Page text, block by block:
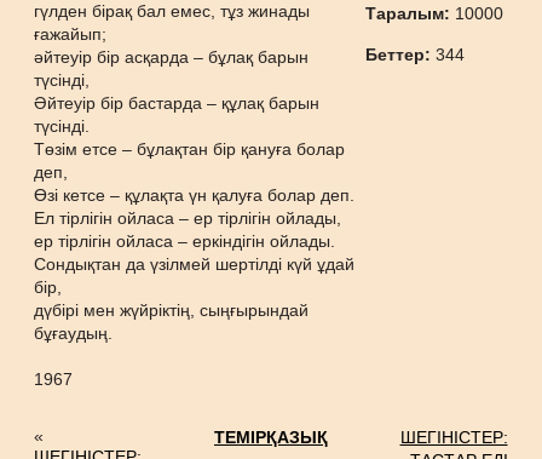
гүлден бірақ бал емес, тұз жинады
ғажайып;
әйтеуір бір асқарда – бұлақ барын
түсінді,
Әйтеуір бір бастарда – құлақ барын
түсінді.
Төзім етсе – бұлақтан бір қануға болар
деп,
Өзі кетсе – құлақта үн қалуға болар деп.
Ел тірлігін ойласа – ер тірлігін ойлады,
ер тірлігін ойласа – еркіндігін ойлады.
Сондықтан да үзілмей шертілді күй ұдай
бір,
дүбірі мен жүйріктің, сыңғырындай
бұғаудың.
1967
Таралым: 10000
Беттер:344
«
ТЕМІРҚАЗЫҚ
ШЕГІНІСТЕР: